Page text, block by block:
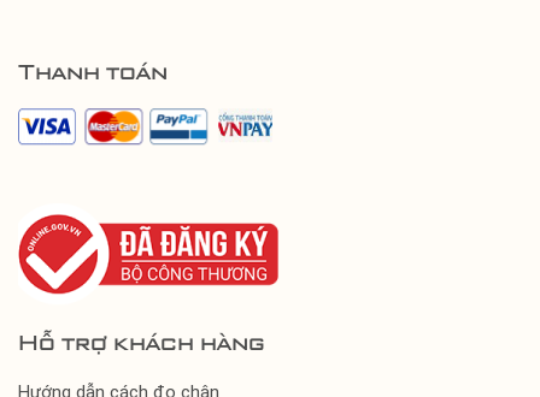
Thanh toán
Hỗ trợ khách hàng
Hướng dẫn cách đo chân